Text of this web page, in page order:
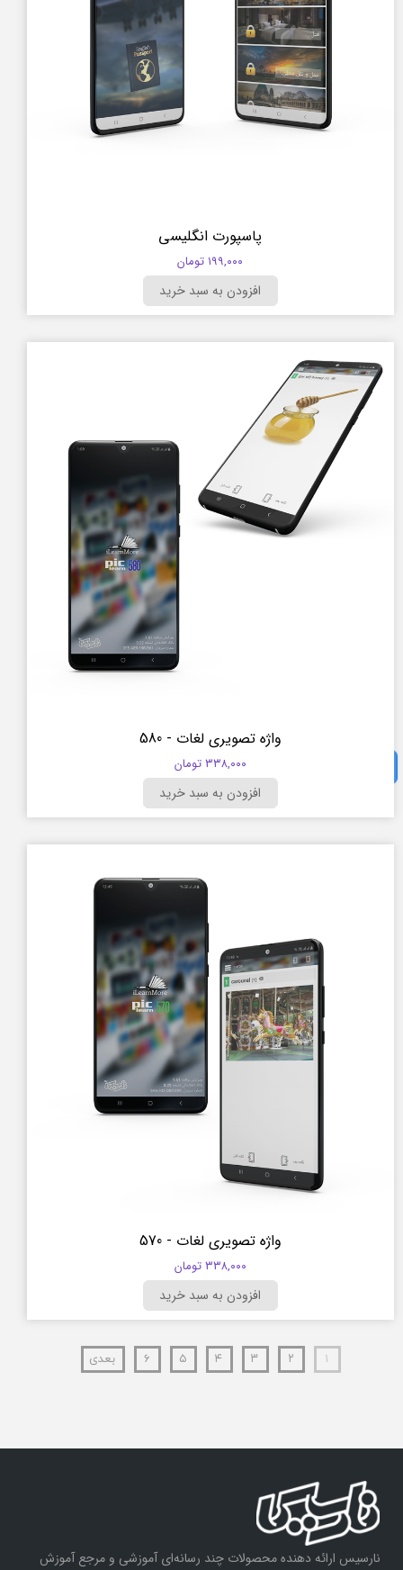
با تعیین سطح آنلاین، سطح خودتون رو مشخص کنید
پاسپورت انگلیسی
۱۹۹,۰۰۰ تومان
افزودن به سبد خرید
واژه تصویری لغات - 580
۳۳۸,۰۰۰ تومان
افزودن به سبد خرید
واژه تصویری لغات - 570
۳۳۸,۰۰۰ تومان
افزودن به سبد خرید
۱ ۲ ۳ ۴ ۵ ۶ بعدی
نارسیس ارائه دهنده محصولات چند رسانه‌ای آموزشی و مرجع آموزش